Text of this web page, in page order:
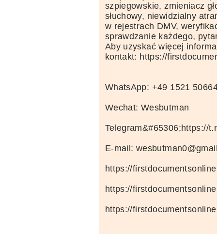
szpiegowskie, zmieniacz
słuchowy, niewidzialny
w rejestrach DMV,
sprawdzanie każdego,
Aby uzyskać więcej
kontakt: https://
WhatsApp: +49 1521
Wechat: Wesbutman
Telegram&#65306;https://
E-mail:
https://
https://
https://